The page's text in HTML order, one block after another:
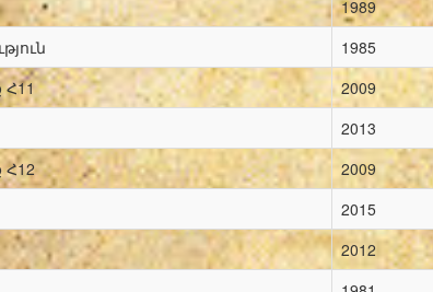
1989
1985
2009
2013
2009
2015
2012